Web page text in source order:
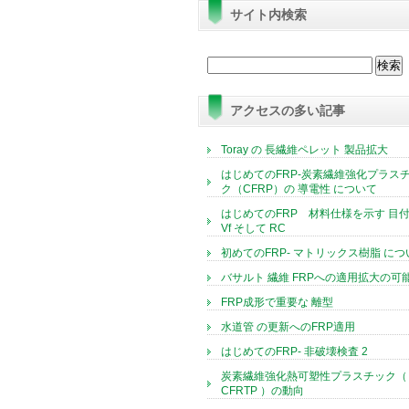
サイト内検索
検
索:
アクセスの多い記事
Toray の 長繊維ペレット 製品拡大
はじめてのFRP-炭素繊維強化プラス
ク（CFRP）の 導電性 について
はじめてのFRP 材料仕様を示す 目付
Vf そして RC
初めてのFRP- マトリックス樹脂 につ
バサルト 繊維 FRPへの適用拡大の可
FRP成形で重要な 離型
水道管 の更新へのFRP適用
はじめてのFRP- 非破壊検査 2
炭素繊維強化熱可塑性プラスチック（
CFRTP ）の動向